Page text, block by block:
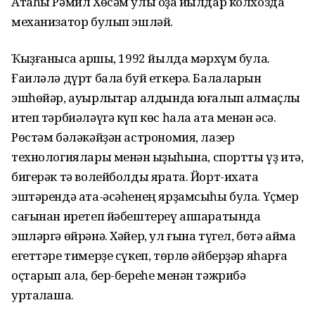
механизатор булып эшләй.
Ҡыҙғанысҡа ҡаршы, 1992 йылда мәрхүм була.
Ғаиләлә дүрт бала буй еткерә. Балаларын
эшһөйәр, ауырлыҡтар алдында юға­лып ҡалмаҫлыҡ
итеп тәрбиәләүгә күп көс һала ата менән әсә.
Рөстәм бәләкәйҙән астрономия, лазер
технологиялары менән ҡыҙыҡһына, спортты үҙ итә,
бигерәк тә волейболды ярата. Йорт-ихата
эштәрендә ата-әсәһенең ярҙамсыһы була. Үҫмер
сағынан иретеп йәбештереү аппаратында
эшләргә өйрәнә. Хәйер, ул ғына түгел, бөтә аймаҡ
егеттәре тимерҙе сүкеп, төрлө әйберҙәр яһарға
оҫтарып ала, бер-береһе менән тәжрибә
уртаҡлаша.